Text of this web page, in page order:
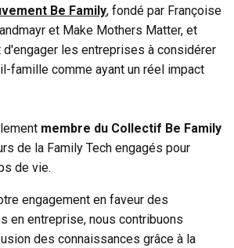
Be Family, fondé par Françoise
et Make Mothers Matter, et
les entreprises à considérer
famille comme ayant un réel impact
membre du Collectif Be Family
de la Family Tech engagés pour
de vie.
engagement en faveur des
en entreprise, nous contribuons
des connaissances grâce à la